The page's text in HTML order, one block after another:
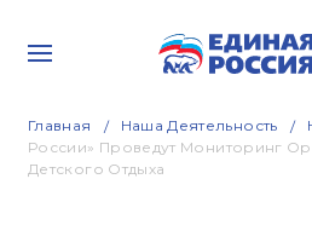
Главная Наша Деятельность
России» Проведут Мониторинг
Детского Отдыха